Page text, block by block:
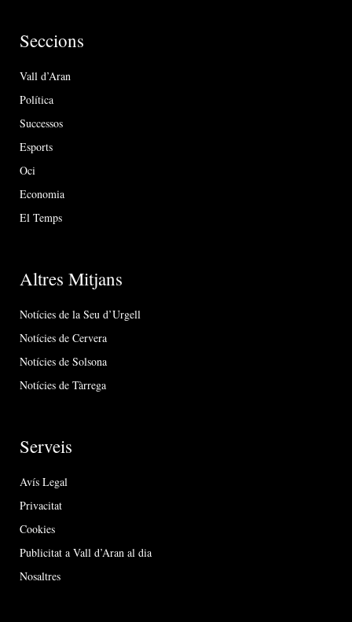
Seccions
Vall d’Aran
Política
Successos
Esports
Oci
Economia
El Temps
Altres Mitjans
Notícies de la Seu d’Urgell
Notícies de Cervera
Notícies de Solsona
Notícies de Tàrrega
Serveis
Avís Legal
Privacitat
Cookies
Publicitat a Vall d’Aran al dia
Nosaltres